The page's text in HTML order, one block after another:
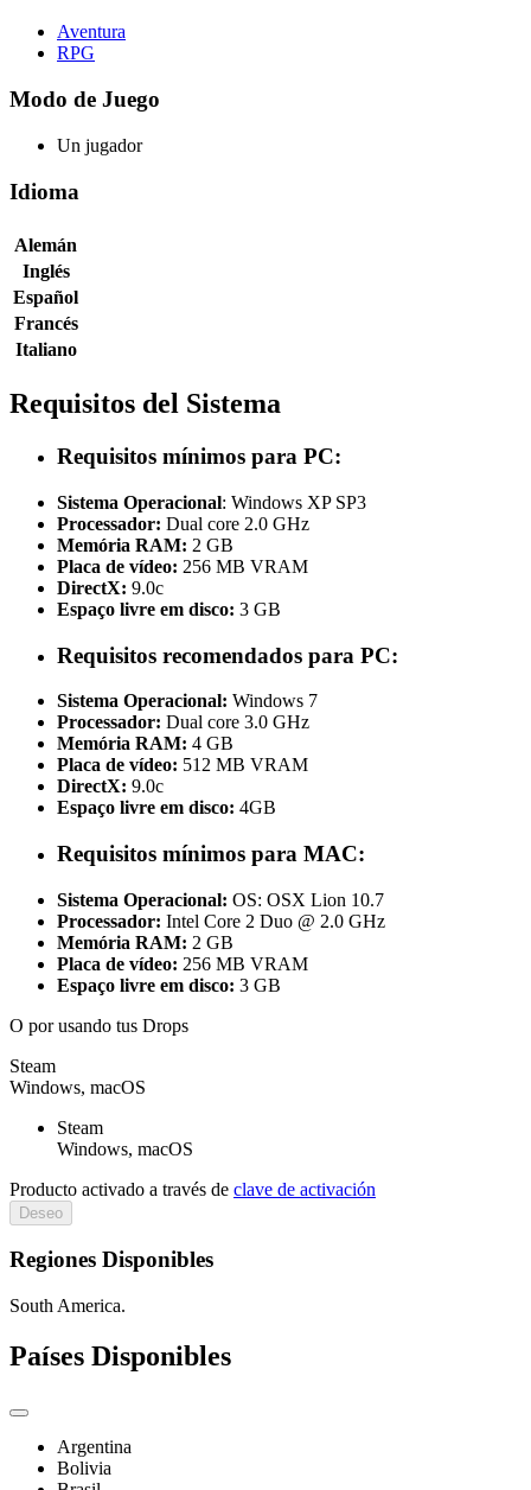
Aventura
RPG
Modo de Juego
Un jugador
Idioma
Alemán
Inglés
Español
Francés
Italiano
Requisitos del Sistema
Requisitos mínimos para PC:
Sistema Operacional: Windows XP SP3
Processador: Dual core 2.0 GHz
Memória RAM: 2 GB
Placa de vídeo: 256 MB VRAM
DirectX: 9.0c
Espaço livre em disco: 3 GB
Requisitos recomendados para PC:
Sistema Operacional: Windows 7
Processador: Dual core 3.0 GHz
Memória RAM: 4 GB
Placa de vídeo: 512 MB VRAM
DirectX: 9.0c
Espaço livre em disco: 4GB
Requisitos mínimos para MAC:
Sistema Operacional: OS: OSX Lion 10.7
Processador: Intel Core 2 Duo @ 2.0 GHz
Memória RAM: 2 GB
Placa de vídeo: 256 MB VRAM
Espaço livre em disco: 3 GB
O porusando tus Drops
Steam
Windows, macOS
Steam
Windows, macOS
Producto activado a través de clave de activación
Deseo
Regiones Disponibles
South America.
Países Disponibles
Argentina
Bolivia